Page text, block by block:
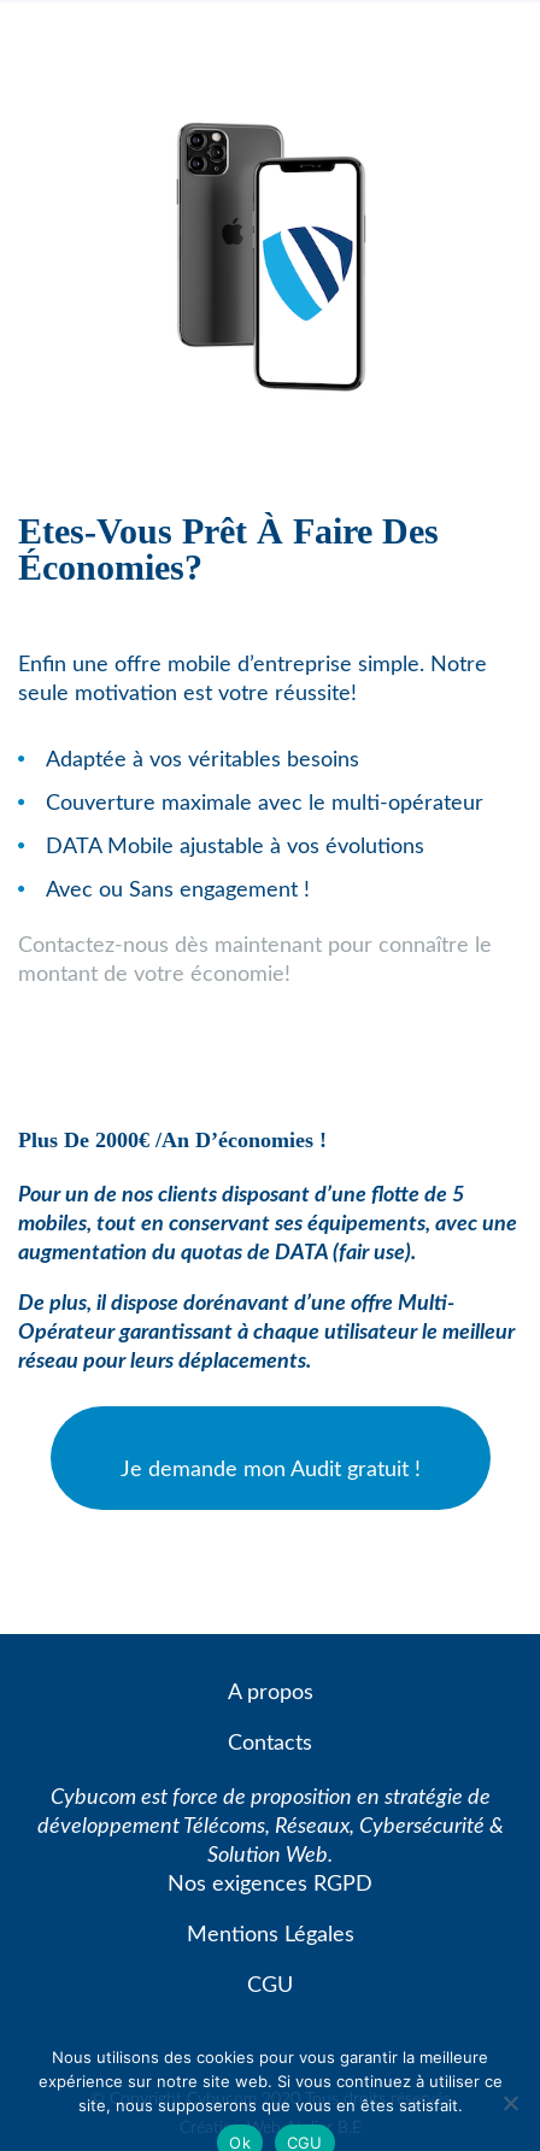
Etes-Vous Prêt À Faire Des
Économies?
Enfin une offre mobile d’entreprise simple. Notre
seule motivation est votre réussite!
Adaptée à vos véritables besoins
Couverture maximale avec le multi-opérateur
DATA Mobile ajustable à vos évolutions
Avec ou Sans engagement !
Contactez-nous dès maintenant pour connaître le
montant de votre économie!
Plus De 2000€ /an D’économies !
Pour un de nos clients disposant d’une flotte de 5
mobiles, tout en conservant ses équipements, avec une
augmentation du quotas de DATA (fair use).
De plus, il dispose dorénavant d’une offre Multi-
Opérateur garantissant à chaque utilisateur le meilleur
réseau pour leurs déplacements.
Je demande mon Audit gratuit !
A propos
Contacts
Cybucom est force de proposition en stratégie de
développement Télécoms, Réseaux, Cybersécurité &
Solution Web.
Nos exigences RGPD
Mentions Légales
CGU
© Copyright Cybucom 2020 Tous droits réservés
Création WebAtelier B.E
Nous utilisons des cookies pour vous garantir la meilleure
expérience sur notre site web. Si vous continuez à utiliser ce
site, nous supposerons que vous en êtes satisfait.
Ok
CGU